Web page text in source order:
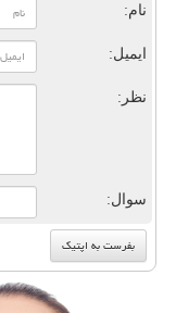
نام:
ایمیل:
نظر:
سوال: